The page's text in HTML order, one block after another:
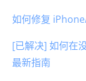
如何修复
[已解决] 如何在
最新指南